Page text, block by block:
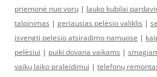
priemonė nuo vorų | lauko kubilai
talpinimas | geriausias pelėsio valiklis |
isvengti pelesio atsiradimo namuose |
pelėsiui | puiki dovana vaikams |
vaikų laiko praleidimui | telefonų